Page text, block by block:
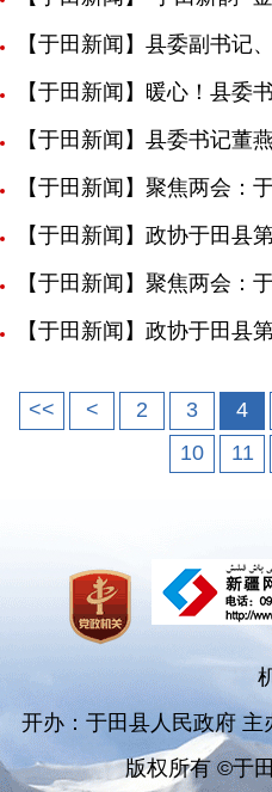
【于田新闻】县委副书记
【于田新闻】暖心！县委
【于田新闻】县委书记董
【于田新闻】聚焦两会：
【于田新闻】政协于田县
【于田新闻】聚焦两会：
【于田新闻】政协于田县
<< < 2 3 4
10
11
开办：于田县人民政府
版权所有 ©于